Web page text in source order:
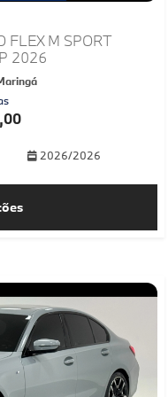
FLEX M SPORT
2026
2026/2026